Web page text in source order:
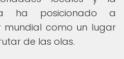
ha posicionado a
mundial como un lugar
de las olas.